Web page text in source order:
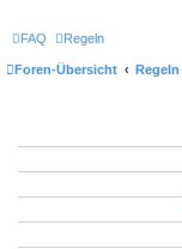
FAQ Regeln
Foren-Übersicht Regeln